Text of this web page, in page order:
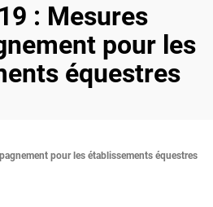
: Mesures
pour les
équestres
pour les établissements équestres